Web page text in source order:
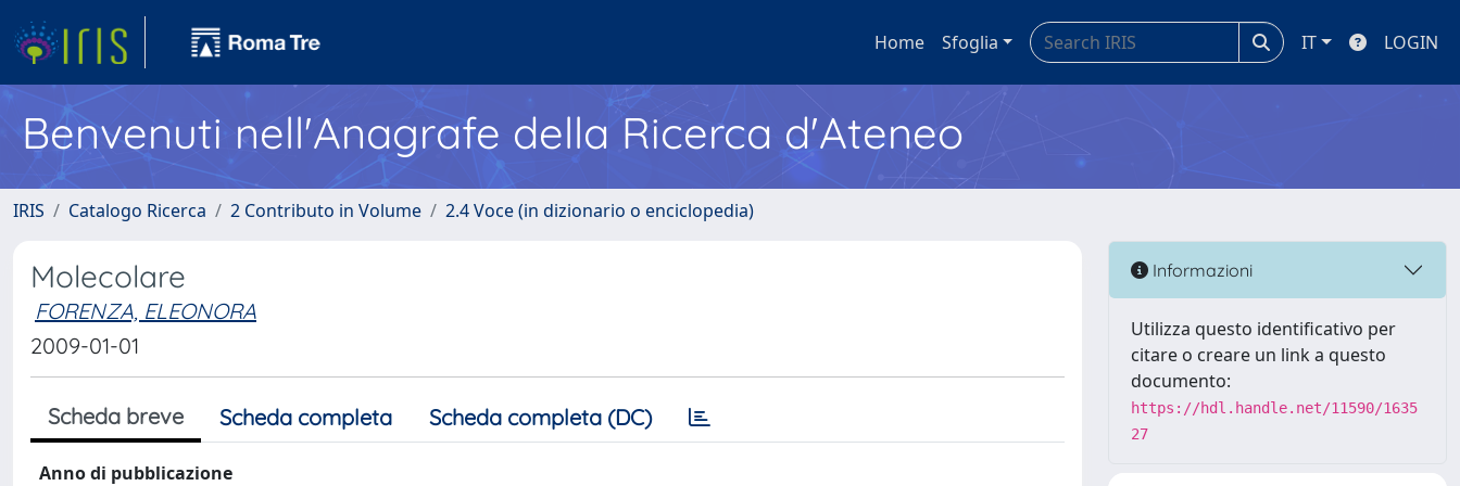
Home Sfoglia IT LOGIN
Benvenuti nell'Anagrafe della Ricerca d'Ateneo
IRIS Catalogo Ricerca 2 Contributo in Volume 2.4 Voce (in dizionario o enciclopedia)
Molecolare
FORENZA, ELEONORA
2009-01-01
Scheda breve Scheda completa Scheda completa (DC)
Anno di pubblicazione
Informazioni
Utilizza questo identificativo per
citare o creare un link a questo
documento:
https://hdl.handle.net/11590/1635
27